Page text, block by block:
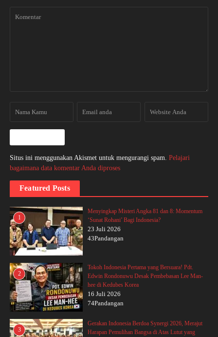
Situs ini menggunakan Akismet untuk mengurangi spam. Pelajari
bagaimana data komentar Anda diproses
Featured Posts
1
Menyingkap Misteri Angka 81 dan 8: Momentum
‘Sunat Rohani’ Bagi Indonesia?
23 Juli 2026
43Pandangan
2
Tokoh Indonesia Pertama yang Bersuara! Pdt.
Edwin Rondonuwu Desak Pembebasan Lee Man-
hee di Kedubes Korea
16 Juli 2026
74Pandangan
3
Gerakan Indonesia Berdoa Synergi 2026, Merajut
Harapan Pemulihan Bangsa di Atas Lutut yang